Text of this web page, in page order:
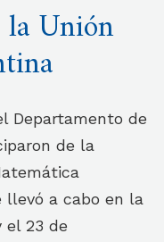
Unión
Departamento de
de la
llevó a cabo en la
el 23 de